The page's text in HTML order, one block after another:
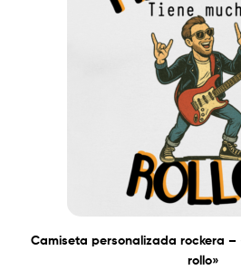
Camiseta personalizada rockera –
rollo»